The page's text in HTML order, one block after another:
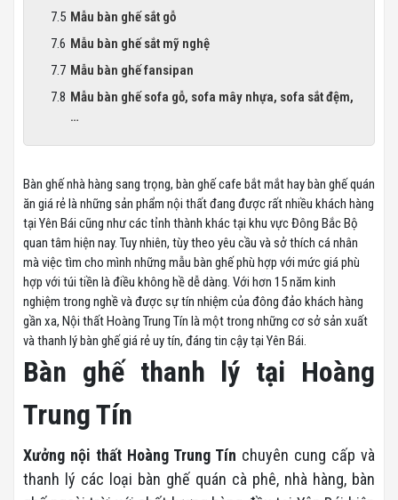
Mẫu bàn ghế sắt gỗ
Mẫu bàn ghế sắt mỹ nghệ
Mẫu bàn ghế fansipan
Mẫu bàn ghế sofa gỗ, sofa mây nhựa, sofa sắt đệm,
…
Bàn ghế nhà hàng sang trọng, bàn ghế cafe bắt mắt hay bàn ghế quán
ăn giá rẻ là những sản phẩm nội thất đang được rất nhiều khách hàng
tại Yên Bái cũng như các tỉnh thành khác tại khu vực Đông Bắc Bộ
quan tâm hiện nay. Tuy nhiên, tùy theo yêu cầu và sở thích cá nhân
mà việc tìm cho mình những mẫu bàn ghế phù hợp với mức giá phù
hợp với túi tiền là điều không hề dễ dàng. Với hơn 15 năm kinh
nghiệm trong nghề và được sự tín nhiệm của đông đảo khách hàng
gần xa, Nội thất Hoàng Trung Tín là một trong những cơ sở sản xuất
và thanh lý bàn ghế giá rẻ uy tín, đáng tin cậy tại Yên Bái.
Bàn ghế thanh lý tại Hoàng
Trung Tín
Xưởng nội thất Hoàng Trung Tín chuyên cung cấp và
thanh lý các loại bàn ghế quán cà phê, nhà hàng, bàn